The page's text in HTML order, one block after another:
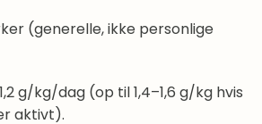
(generelle, ikke personlige
g/kg/dag (op til 1,4–1,6 g/kg hvis
aktivt).